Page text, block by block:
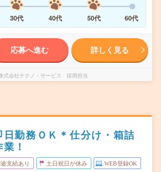
30代 40代 50代 60代
応募へ進む 詳しく見る
式会社テクノ・サービス 採用担当
勤務ＯＫ＊仕分け・箱詰
！
支給あり 土日祝日が休み WEB登録OK